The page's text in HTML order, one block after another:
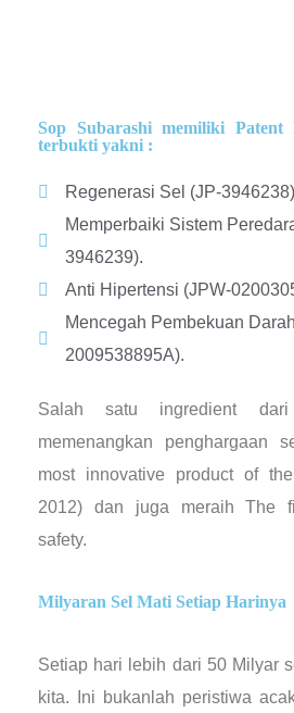
Sop Subarashi memiliki Patent
terbukti yakni :
Regenerasi Sel (JP-
Memperbaiki Sistem
3946239).
Anti Hipertensi (JPW-
Mencegah Pembekuan
2009538895A).
Salah satu ingredient
memenangkan penghargaan
most innovative product of
2012) dan juga meraih The
safety.
Milyaran Sel Mati Setiap Harinya
Setiap hari lebih dari 50 Milyar
kita. Ini bukanlah peristiwa